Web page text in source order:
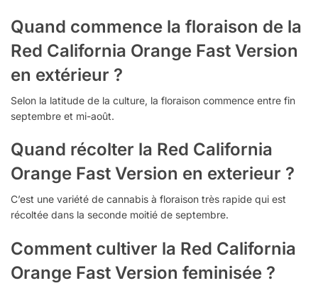
Quand commence la floraison de la
Red California Orange Fast Version
en extérieur ?
Selon la latitude de la culture, la floraison commence entre fin
septembre et mi-août.
Quand récolter la Red California
Orange Fast Version en exterieur ?
C’est une variété de cannabis à floraison très rapide qui est
récoltée dans la seconde moitié de septembre.
Comment cultiver la Red California
Orange Fast Version feminisée ?